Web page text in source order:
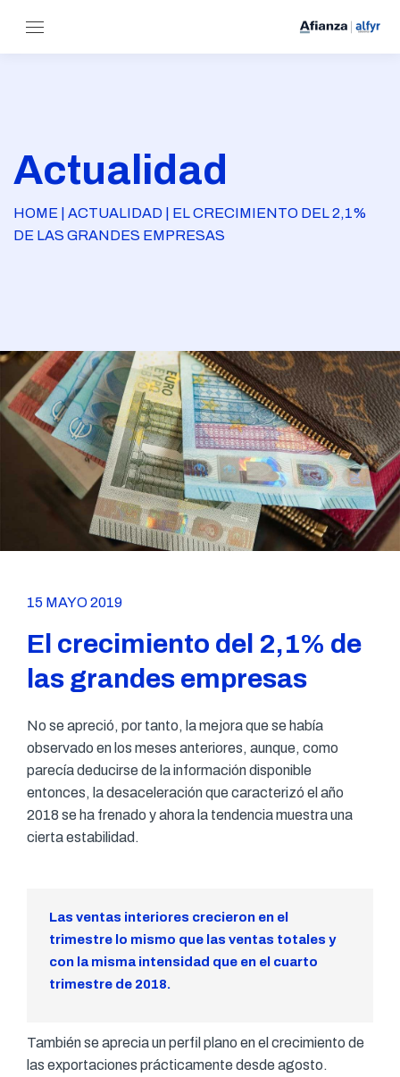
Actualidad
HOME | ACTUALIDAD | EL CRECIMIENTO DEL 2,1%
DE LAS GRANDES EMPRESAS
15 MAYO 2019
El crecimiento del 2,1% de
las grandes empresas
No se apreció, por tanto, la mejora que se había
observado en los meses anteriores, aunque, como
parecía deducirse de la información disponible
entonces, la desaceleración que caracterizó el año
2018 se ha frenado y ahora la tendencia muestra una
cierta estabilidad.
Las ventas interiores crecieron en el
trimestre lo mismo que las ventas totales y
con la misma intensidad que en el cuarto
trimestre de 2018.
También se aprecia un perfil plano en el crecimiento de
las exportaciones prácticamente desde agosto.